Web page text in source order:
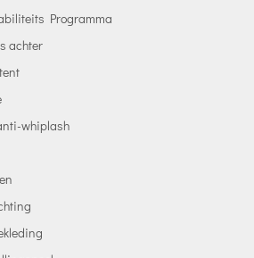
Programma
achter
whiplash